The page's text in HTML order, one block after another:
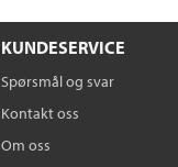
KUNDESERVICE
Spørsmål og svar
Kontakt oss
Om oss